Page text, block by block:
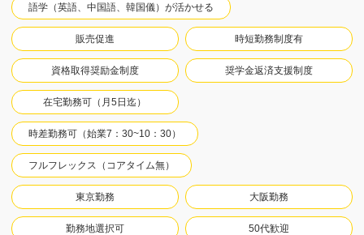
語学（英語、中国語、韓国儀）が活かせる
販売促進 時短勤務制度有
資格取得奨励金制度 奨学金返済支援制度
在宅勤務可（月5日迄）
時差勤務可（始業7：30~10：30）
フルフレックス（コアタイム無）
東京勤務 大阪勤務
勤務地選択可 50代歓迎